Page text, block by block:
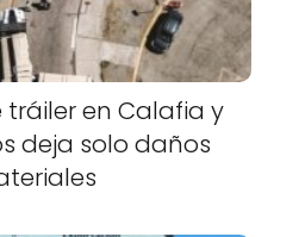
en Calafia y
deja solo daños